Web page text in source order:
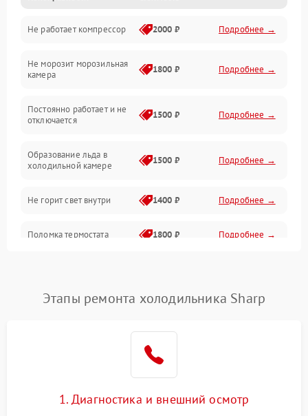
Электропитание
Дренаж
Не работает компрессор 2000 ₽ Подробнее →
Не морозит морозильная
камера
1800 ₽ Подробнее →
Постоянно работает и не
отключается
1500 ₽ Подробнее →
Образование льда в
холодильной камере
1500 ₽ Подробнее →
Не горит свет внутри 1400 ₽ Подробнее →
Поломка термостата 1800 ₽ Подробнее →
Поломка системы No Frost 2600 ₽ Подробнее →
Этапы ремонта холодильника Sharp
1. Диагностика и внешний осмотр